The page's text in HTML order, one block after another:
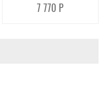
7 770 Р